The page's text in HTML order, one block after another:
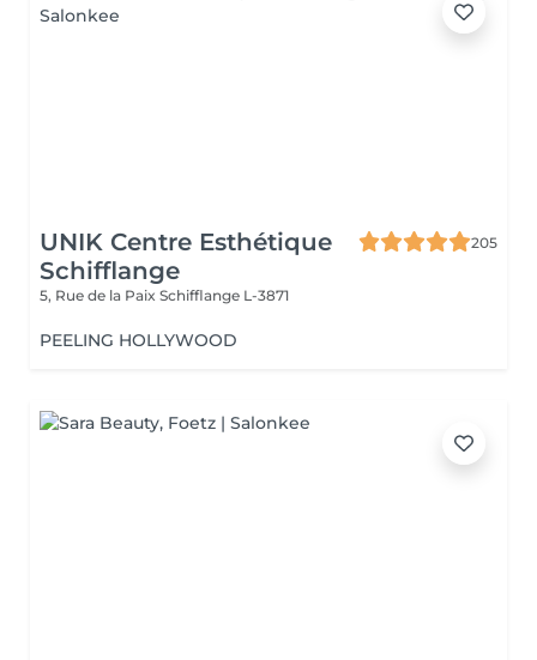
UNIK Centre Esthétique
Schifflange
205
5, Rue de la Paix Schifflange L-3871
PEELING HOLLYWOOD